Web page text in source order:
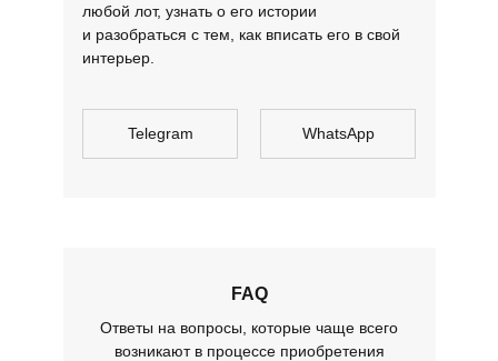
Telegram WhatsApp
любой лот, узнать о его истории
и разобраться с тем, как вписать его в свой
интерьер.
FAQ
Ответы на вопросы, которые чаще всего
возникают в процессе приобретения